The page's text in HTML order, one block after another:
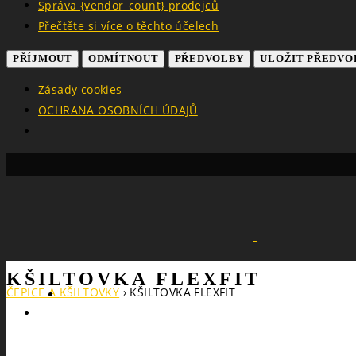
Správa {vendor_count} prodejců
Přečtěte si více o těchto účelech
PŘÍJMOUT ODMÍTNOUT PŘEDVOLBY ULOŽIT
Zásady cookies
OCHRANA OSOBNÍCH ÚDAJŮ
Search
KŠILTOVKA FLEXFIT
ČEPICE A KŠILTOVKY › KŠILTOVKA FLEXFIT